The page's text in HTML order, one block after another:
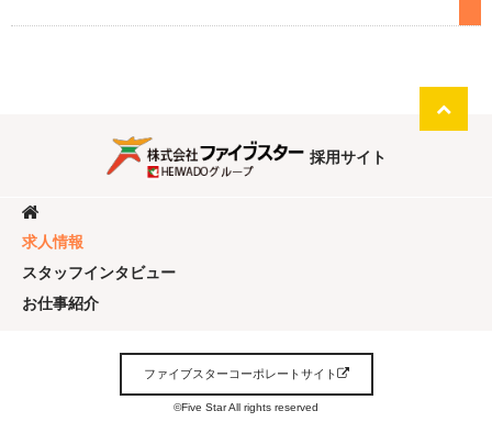
採用サイト
求人情報
スタッフインタビュー
お仕事紹介
ファイブスターコーポレートサイト
©Five Star All rights reserved